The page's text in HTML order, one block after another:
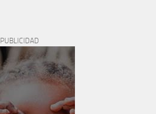
PUBLICIDAD